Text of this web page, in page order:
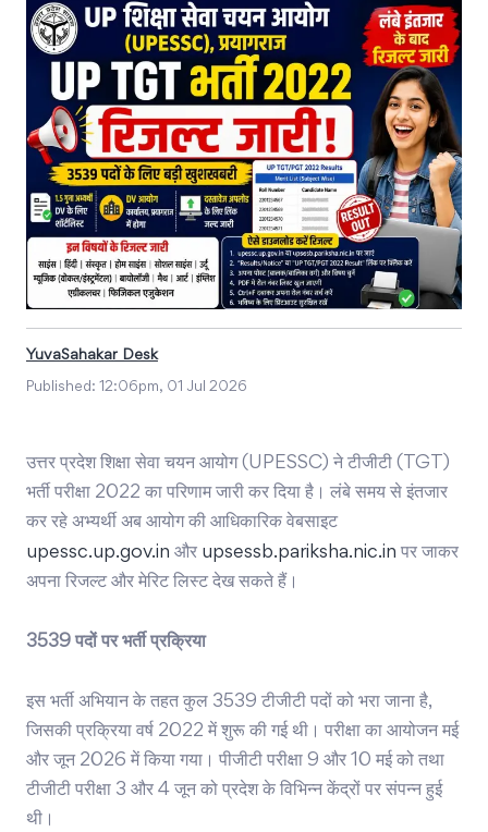
YuvaSahakar Desk
Published: 12:06pm, 01 Jul 2026
उत्तर प्रदेश शिक्षा सेवा चयन आयोग (UPESSC) ने टीजीटी (TGT)
भर्ती परीक्षा 2022 का परिणाम जारी कर दिया है। लंबे समय से इंतजार
कर रहे अभ्यर्थी अब आयोग की आधिकारिक वेबसाइट
upessc.up.gov.in और upsessb.pariksha.nic.in पर जाकर
अपना रिजल्ट और मेरिट लिस्ट देख सकते हैं।
3539 पदों पर भर्ती प्रक्रिया
इस भर्ती अभियान के तहत कुल 3539 टीजीटी पदों को भरा जाना है,
जिसकी प्रक्रिया वर्ष 2022 में शुरू की गई थी। परीक्षा का आयोजन मई
और जून 2026 में किया गया। पीजीटी परीक्षा 9 और 10 मई को तथा
टीजीटी परीक्षा 3 और 4 जून को प्रदेश के विभिन्न केंद्रों पर संपन्न हुई
थी।